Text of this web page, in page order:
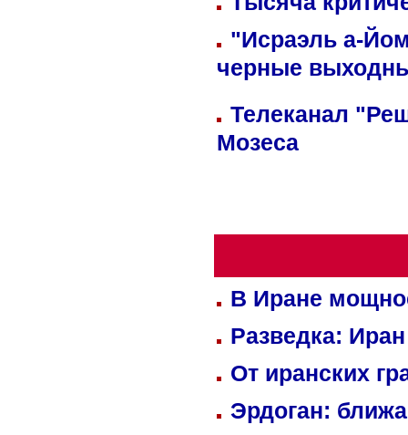
"Исраэль а-
черные
Телеканал
Мозеса
В Иране
Разведка:
От иранских
Эрдоган: